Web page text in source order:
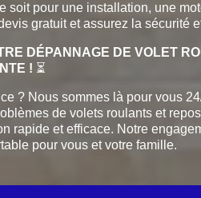
soit pour une installation, une
gratuit et assurez la sécurité
DÉPANNAGE DE VOLET
! ⏳
? Nous sommes là pour vous
de volets roulants et
rapide et efficace. Notre
pour vous et votre famille.